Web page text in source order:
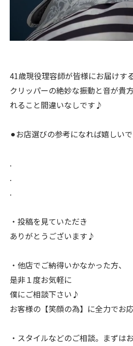
41歳現役理容師が皆様にお届けす
クリッパーの絶妙な振動と音が貴
れること間違いなしです♪
⚫︎お店選びの参考になれば嬉しい
.
.
.
・投稿を見ていただき
ありがとうございます♪
・他店でご納得いかなかった方、
是非１度お気軽に
僕にご相談下さい♪
お客様の【笑顔の為】に全力でお
・スタイルなどのご相談。まずは